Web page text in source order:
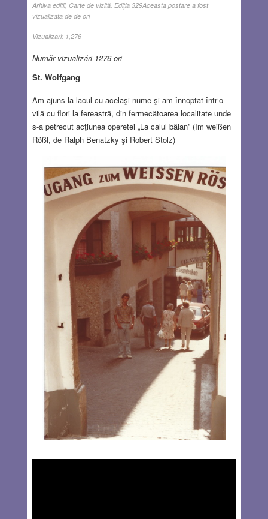
Arhiva editii, Carte de vizită, Ediţia 329Aceasta postare a fost
vizualizata de de ori
Vizualizari: 1,276
Număr vizualizări 1276 ori
St. Wolfgang
Am ajuns la lacul cu acelaşi nume şi am înnoptat într-o
vilă cu flori la fereastră, din fermecătoarea localitate unde
s-a petrecut acţiunea operetei „La calul bălan” (Im weißen
Rößl, de Ralph Benatzky şi Robert Stolz)